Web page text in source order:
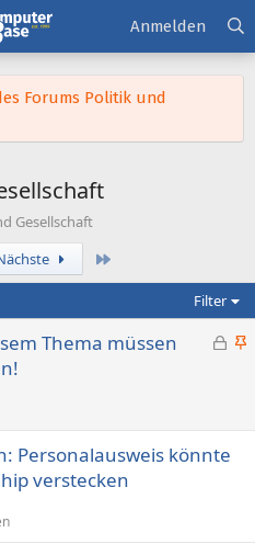
Anmelden
Forums Politik und
Gesellschaft
Filter
G
e
r
A
p
Thema müssen
Personalausweis könnte
verstecken